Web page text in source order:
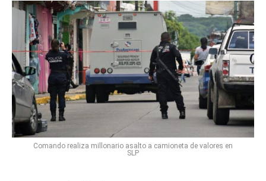
Comando realiza millonario asalto a camioneta de valores en
SLP